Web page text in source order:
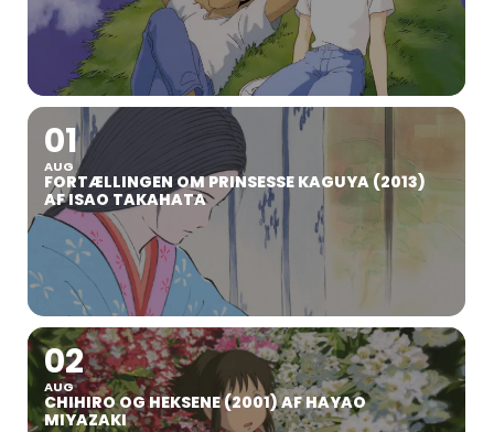
01
AUG
FORTÆLLINGEN OM PRINSESSE KAGUYA (2013)
AF ISAO TAKAHATA
02
AUG
CHIHIRO OG HEKSENE (2001) AF HAYAO
MIYAZAKI